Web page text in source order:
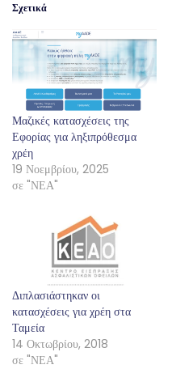
Σχετικά
Μαζικές κατασχέσεις της
Εφορίας για ληξιπρόθεσμα
χρέη
19 Νοεμβρίου, 2025
σε "ΝΕΑ"
Διπλασιάστηκαν οι
κατασχέσεις για χρέη στα
Ταμεία
14 Οκτωβρίου, 2018
σε "ΝΕΑ"